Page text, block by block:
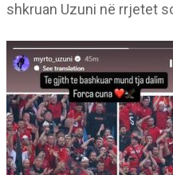
shkruan Uzuni në rrjetet